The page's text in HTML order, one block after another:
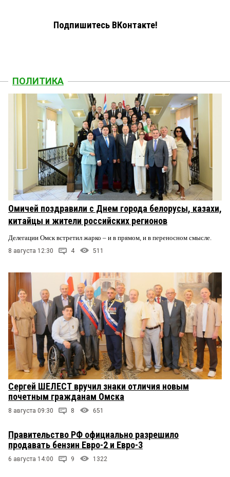
Подпишитесь ВКонтакте!
ПОЛИТИКА
Омичей поздравили с Днем города белорусы, казахи,
китайцы и жители российских регионов
Делегации Омск встретил жарко – и в прямом, и в переносном смысле.
8 августа 12:30 4 511
Сергей ШЕЛЕСТ вручил знаки отличия новым
почетным гражданам Омска
8 августа 09:30 8 651
Правительство РФ официально разрешило
продавать бензин Евро-2 и Евро-3
6 августа 14:00 9 1322